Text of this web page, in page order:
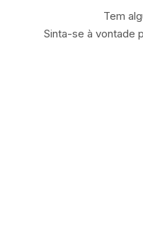
Tem
Sinta-se à vontade